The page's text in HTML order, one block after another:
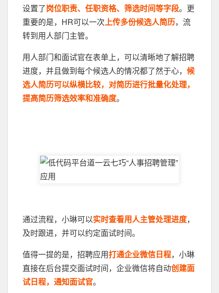
设置了岗位职责、任职资格、筛选时间等字段。更
重要的是，HR可以一次上传多份候选人简历，流
转到用人部门主管。
用人部门和面试官在表单上，可以清晰地了解招聘
进度，并且做到每个候选人的情况都了然于心， 候
选人简历可以纵横比较，对简历进行批量化处理，
提高简历筛选效率和准确度。
通过流程，小琳可以实时查看用人主管处理进度，
及时跟进，并可以约定面试时间。
值得一提的是，招聘应用打通企业微信日程，小琳
直接在后台提交面试时间，企业微信将自动创建面
试日程，通知面试官。